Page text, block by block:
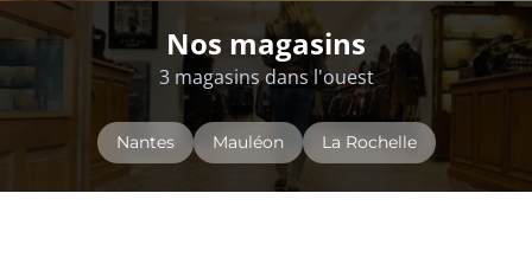
Nos magasins
3 magasins dans l'ouest
Nantes Mauléon La Rochelle